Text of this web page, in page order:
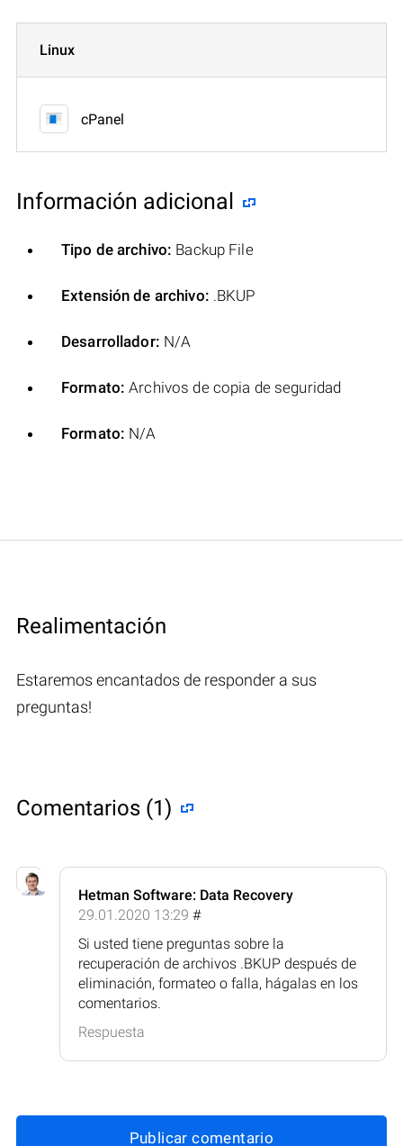
Linux
cPanel
Información adicional
Tipo de archivo: Backup File
Extensión de archivo: .BKUP
Desarrollador: N/A
Formato: Archivos de copia de seguridad
Formato: N/A
Realimentación
Estaremos encantados de responder a sus
preguntas!
Comentarios (1)
Hetman Software: Data Recovery
29.01.2020 13:29 #
Si usted tiene preguntas sobre la
recuperación de archivos .BKUP después de
eliminación, formateo o falla, hágalas en los
comentarios.
Respuesta
Publicar comentario